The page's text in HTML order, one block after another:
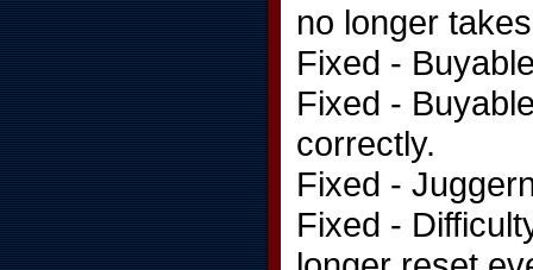
no longer
Fixed -
Fixed -
correctly.
Fixed -
Fixed -